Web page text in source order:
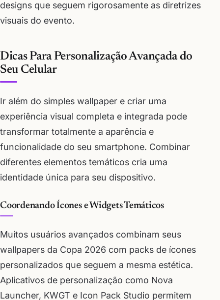
designs que seguem rigorosamente as diretrizes
visuais do evento.
Dicas Para Personalização Avançada do
Seu Celular
Ir além do simples wallpaper e criar uma
experiência visual completa e integrada pode
transformar totalmente a aparência e
funcionalidade do seu smartphone. Combinar
diferentes elementos temáticos cria uma
identidade única para seu dispositivo.
Coordenando Ícones e Widgets Temáticos
Muitos usuários avançados combinam seus
wallpapers da Copa 2026 com packs de ícones
personalizados que seguem a mesma estética.
Aplicativos de personalização como Nova
Launcher, KWGT e Icon Pack Studio permitem